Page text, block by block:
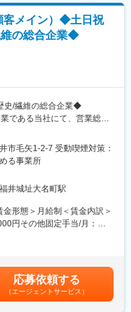
いつでも相談できる環境を
め、季節ごとに様々なイベ
決定。
上司の主観に左右される
評価されています。半期に
面談して具体的な実行プラ
り、福井県を拠点に電気設
事業を展開しています。
器など、産業向けの電気機
しています。
備工事、プラント設計・施
のインフラ整備に貢献して
客メイン）◆土日祝
維の総合企業◆
史/繊維の総合企業◆
である当社にて、営業総合
生産管理
よび展示会への参加など
。
海外出張：2～4回／年）
トおよび各課の年度計画
市毛矢1-2-7 受動喫煙対策：
る事業所
井城址大名町駅
形態＞月給制＜賃金内訳＞
円その他固定手当/月：
性があります。月給(月額)は
応募依頼する
（エージェントサービス）